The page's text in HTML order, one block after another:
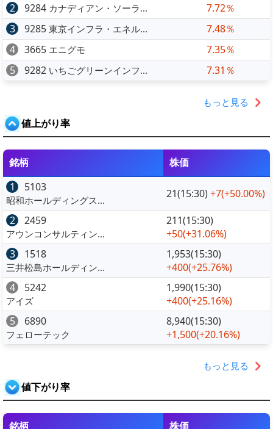
2
9284 カナディアン・ソーラ...
7.72％
3
9285 東京インフラ・エネル...
7.48％
4
3665 エニグモ
7.35％
5
9282 いちごグリーンインフ... 7.31％
もっと見る
値上がり率
銘柄
株価
1
5103
昭和ホールディングス... 21(15:30)+7(+50.00%)
2
2459
アウンコンサルティン...
211(15:30)
+50(+31.06%)
3
1518
三井松島ホールディン...
1,953(15:30)
+400(+25.76%)
4
5242
アイズ
1,990(15:30)
+400(+25.16%)
5
6890
フェローテック
8,940(15:30)
+1,500(+20.16%)
もっと見る
値下がり率
銘柄
株価